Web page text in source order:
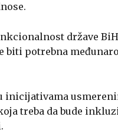
države
biti potrebna
inicijativama
treba da bude